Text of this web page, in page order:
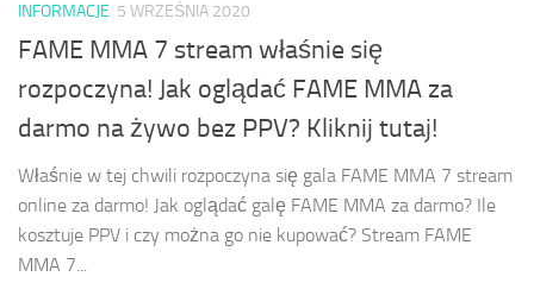
INFORMACJE 5 WRZEŚNIA 2020
FAME MMA 7 stream właśnie się
rozpoczyna! Jak oglądać FAME MMA za
darmo na żywo bez PPV? Kliknij tutaj!
Właśnie w tej chwili rozpoczyna się gala FAME MMA 7 stream
online za darmo! Jak oglądać galę FAME MMA za darmo? Ile
kosztuje PPV i czy można go nie kupować? Stream FAME
MMA 7...